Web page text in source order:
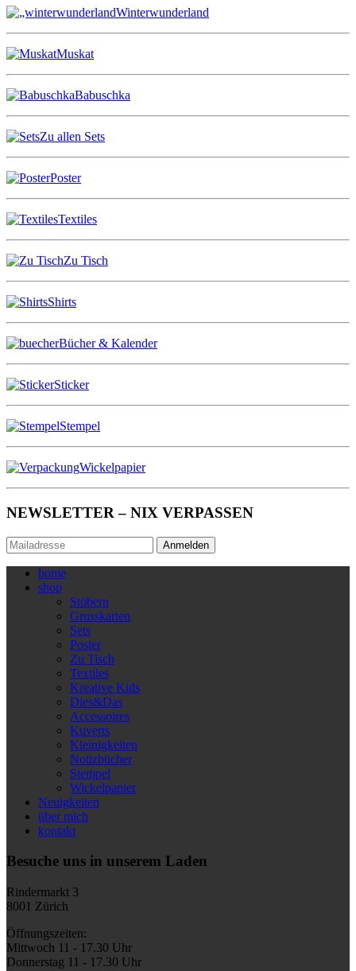
Winterwunderland
Muskat
Babuschka
Zu allen Sets
Poster
Textiles
Zu Tisch
Shirts
Bücher & Kalender
Sticker
Stempel
Wickelpapier
NEWSLETTER – NIX VERPASSEN
Anmelden
home
shop
Stöbern
Grusskarten
Sets
Poster
Zu Tisch
Textiles
Kreative Kids
Dies&Das
Accessoires
Kuverts
Kleinigkeiten
Notizbücher
Stempel
Wickelpapier
Neuigkeiten
über mich
kontakt
Besuche uns in unserem Laden
Rindermarkt 3
8001 Zürich
Öffnungszeiten:
Mittwoch 11 - 17.30 Uhr
Donnerstag 11 - 17.30 Uhr